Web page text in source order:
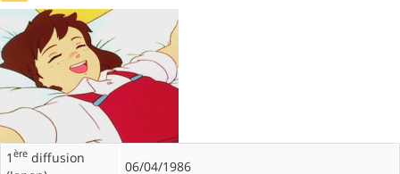
1 ère diffusion
06/04/1986